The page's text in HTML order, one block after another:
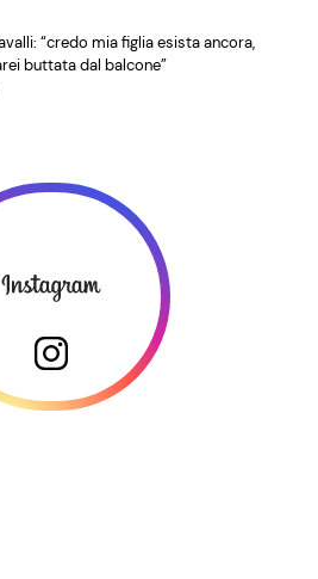
“credo mia figlia esista ancora,
buttata dal balcone”